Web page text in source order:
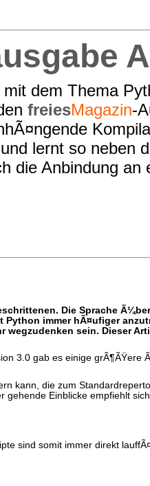
dem Thema
freiesMagazin-
lernt so neben
die Anbindung an
Die Sprache
immer hÃ¤ufiger
sein. Dieser
3.0 gab es einige
kann, die zum
Einblicke empfiehlt
sind somit immer direkt